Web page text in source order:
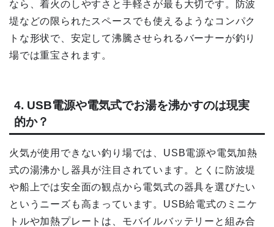
なら、着火のしやすさと手軽さが最も大切です。防波
堤などの限られたスペースでも使えるようなコンパク
トな形状で、安定して沸騰させられるバーナーが釣り
場では重宝されます。
4. USB電源や電気式でお湯を沸かすのは現実
的か？
火気が使用できない釣り場では、USB電源や電気加熱
式の湯沸かし器具が注目されています。とくに防波堤
や船上では安全面の観点から電気式の器具を選びたい
というニーズも高まっています。USB給電式のミニケ
トルや加熱プレートは、モバイルバッテリーと組み合